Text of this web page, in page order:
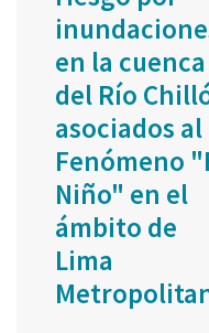
en la cuenca
del Río
asociados al
Fenómeno
Niño" en el
ámbito de
Lima